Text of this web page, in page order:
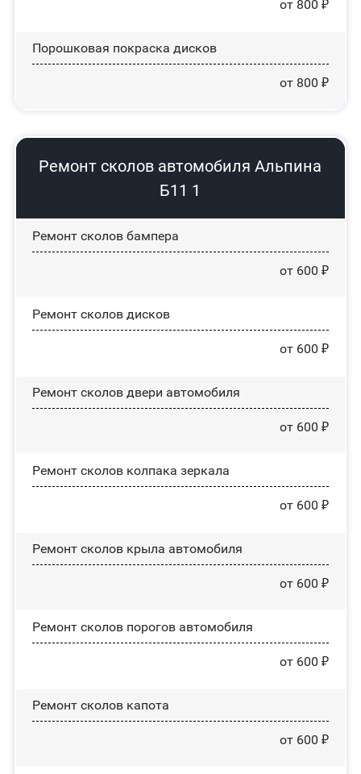
от 800 ₽
Порошковая покраска дисков
от 800 ₽
Ремонт сколов автомобиля Альпина
Б11 1
Ремонт сколов бампера
от 600 ₽
Ремонт сколов дисков
от 600 ₽
Ремонт сколов двери автомобиля
от 600 ₽
Ремонт сколов колпака зеркала
от 600 ₽
Ремонт сколов крыла автомобиля
от 600 ₽
Ремонт сколов порогов автомобиля
от 600 ₽
Ремонт сколов капота
от 600 ₽